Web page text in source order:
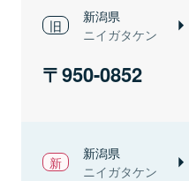
新潟県
ニイガタケン
950-0852
新潟県
ニイガタケン